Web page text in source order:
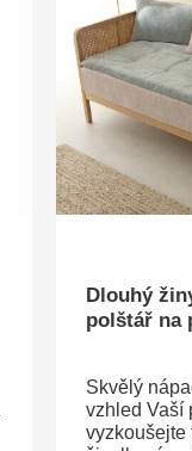
Dlouhý
polštář na
Skvělý
vzhled Vaší
vyzkoušejte